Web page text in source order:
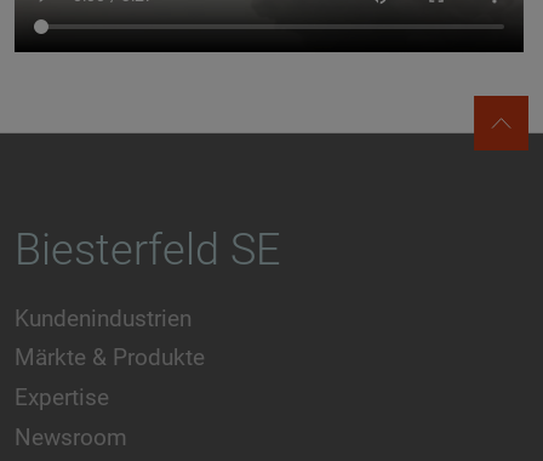
Biesterfeld SE
Kundenindustrien
Märkte & Produkte
Expertise
Newsroom